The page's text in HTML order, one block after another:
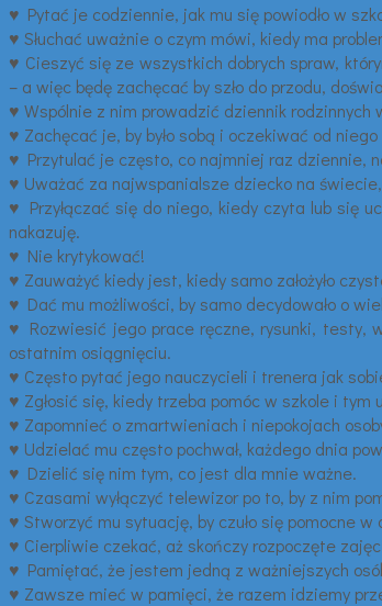
♥ Pytać je codziennie, jak mu się powiodło w
♥ Słuchać uważnie o czym mówi, kiedy ma
♥ Cieszyć się ze wszystkich dobrych spraw,
– a więc będę zachęcać by szło do przodu,
♥ Wspólnie z nim prowadzić dziennik
♥ Zachęcać je, by było sobą i oczekiwać od
♥ Przytulać je często, co najmniej raz dziennie,
♥ Uważać za najwspanialsze dziecko na
♥ Przyłączać się do niego, kiedy czyta lub się
nakazuję.
♥ Nie krytykować!
♥ Zauważyć kiedy jest, kiedy samo założyło
♥ Dać mu możliwości, by samo decydowało o
♥ Rozwiesić jego prace ręczne, rysunki, testy,
ostatnim osiągnięciu.
♥ Często pytać jego nauczycieli i trenera jak
♥ Zgłosić się, kiedy trzeba pomóc w szkole i
♥ Zapomnieć o zmartwieniach i niepokojach
♥ Udzielać mu często pochwał, każdego dnia
♥ Dzielić się nim tym, co jest dla mnie ważne.
♥ Czasami wyłączyć telewizor po to, by z nim
♥ Stworzyć mu sytuację, by czuło się pomocne
♥ Cierpliwie czekać, aż skończy rozpoczęte
♥ Pamiętać, że jestem jedną z ważniejszych
♥ Zawsze mieć w pamięci, że razem idziemy